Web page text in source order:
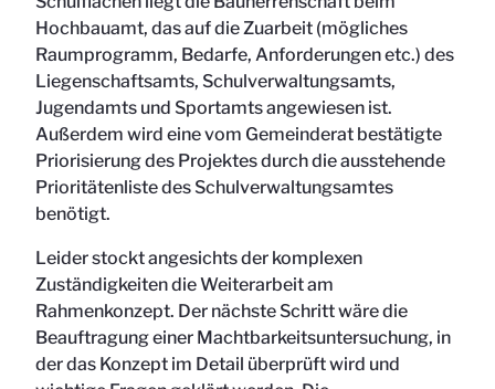
Hochbauamt, das auf die Zuarbeit (mögliches
Raumprogramm, Bedarfe, Anforderungen etc.) des
Liegenschaftsamts, Schulverwaltungsamts,
Jugendamts und Sportamts angewiesen ist.
Außerdem wird eine vom Gemeinderat bestätigte
Priorisierung des Projektes durch die ausstehende
Prioritätenliste des Schulverwaltungsamtes
benötigt.
Leider stockt angesichts der komplexen
Zuständigkeiten die Weiterarbeit am
Rahmenkonzept. Der nächste Schritt wäre die
Beauftragung einer Machtbarkeitsuntersuchung, in
der das Konzept im Detail überprüft wird und